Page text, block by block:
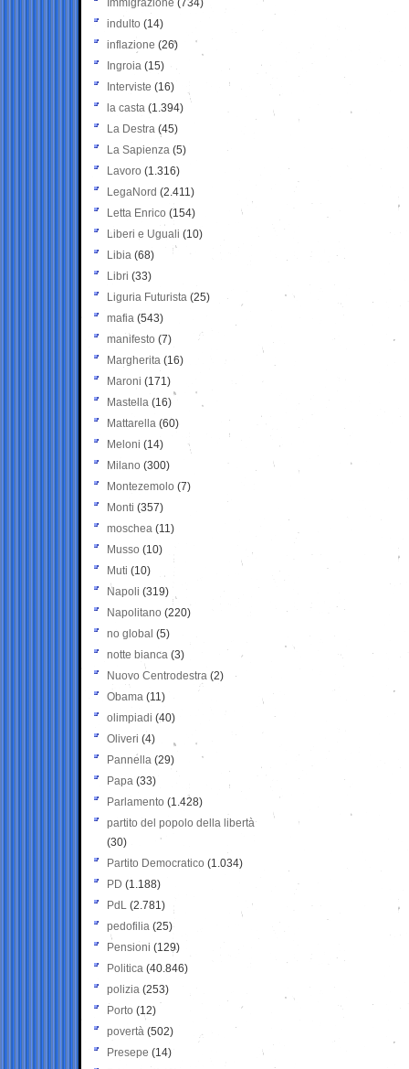
Immigrazione (734)
indulto (14)
inflazione (26)
Ingroia (15)
Interviste (16)
la casta (1.394)
La Destra (45)
La Sapienza (5)
Lavoro (1.316)
LegaNord (2.411)
Letta Enrico (154)
Liberi e Uguali (10)
Libia (68)
Libri (33)
Liguria Futurista (25)
mafia (543)
manifesto (7)
Margherita (16)
Maroni (171)
Mastella (16)
Mattarella (60)
Meloni (14)
Milano (300)
Montezemolo (7)
Monti (357)
moschea (11)
Musso (10)
Muti (10)
Napoli (319)
Napolitano (220)
no global (5)
notte bianca (3)
Nuovo Centrodestra (2)
Obama (11)
olimpiadi (40)
Oliveri (4)
Pannella (29)
Papa (33)
Parlamento (1.428)
partito del popolo della libertà
(30)
Partito Democratico (1.034)
PD (1.188)
PdL (2.781)
pedofilia (25)
Pensioni (129)
Politica (40.846)
polizia (253)
Porto (12)
povertà (502)
Presepe (14)